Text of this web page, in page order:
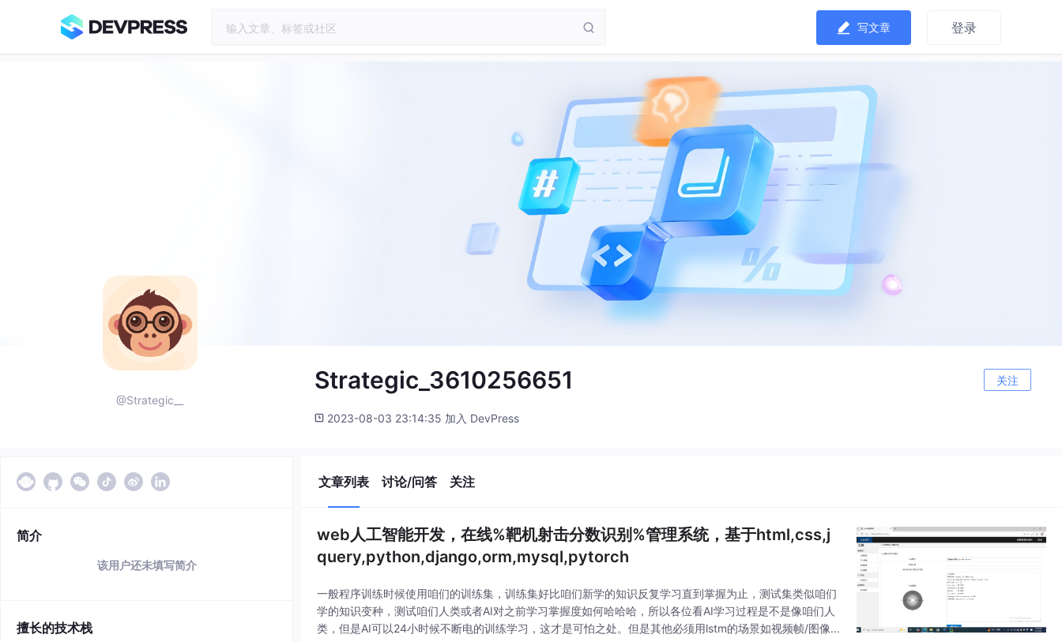
写文章 登录
@Strategic__
Strategic_3610256651 关注
2023-08-03 23:14:35 加入 DevPress
简介
该用户还未填写简介
擅长的技术栈
文章列表 讨论/问答 关注
web人工智能开发，在线%靶机射击分数识别%管理系统，基于html,css,j
query,python,django,orm,mysql,pytorch
一般程序训练时候使用咱们的训练集，训练集好比咱们新学的知识反复学习直到掌握为止，测试集类似咱们
学的知识变种，测试咱们人类或者AI对之前学习掌握度如何哈哈哈，所以各位看AI学习过程是不是像咱们人
类，但是AI可以24小时候不断电的训练学习，这才是可怕之处。但是其他必须用lstm的场景如视频帧/图像